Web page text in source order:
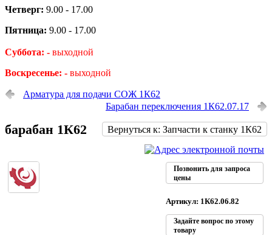
Четверг: 9.00 - 17.00
Пятница: 9.00 - 17.00
Суббота: - выходной
Воскресенье: - выходной
Арматура для подачи СОЖ 1К62
Барабан переключения 1К62.07.17
Вернуться к: Запчасти к станку 1К62
барабан 1К62
Позвонить для запроса
цены
Артикул: 1К62.06.82
Задайте вопрос по этому
товару